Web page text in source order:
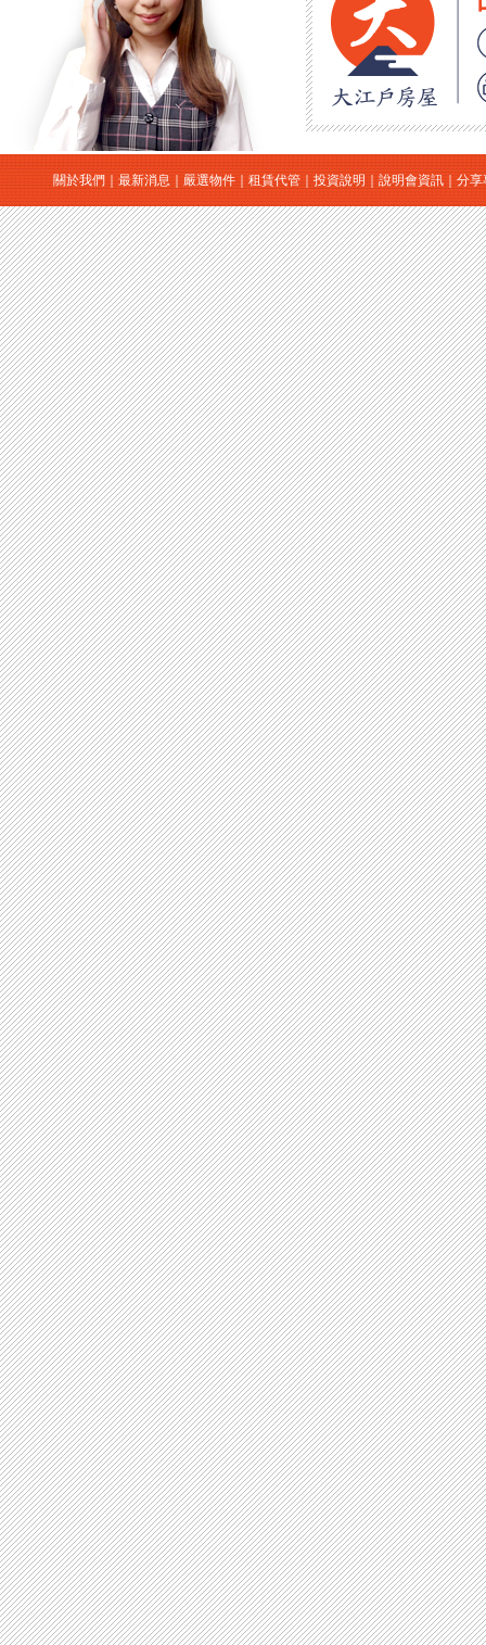
關於我們 最新消息 嚴選物件 租賃代管 投資說明 說明會資訊 分享
日本房地產
｜
日本買房
｜
日本購屋
｜
日本投資
｜
大江戶房屋有限公司